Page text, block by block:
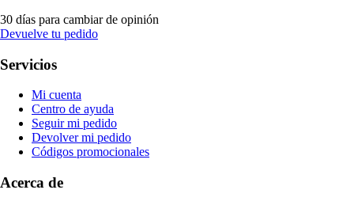
30 días para cambiar de opinión
Devuelve tu pedido
Servicios
Mi cuenta
Centro de ayuda
Seguir mi pedido
Devolver mi pedido
Códigos promocionales
Acerca de